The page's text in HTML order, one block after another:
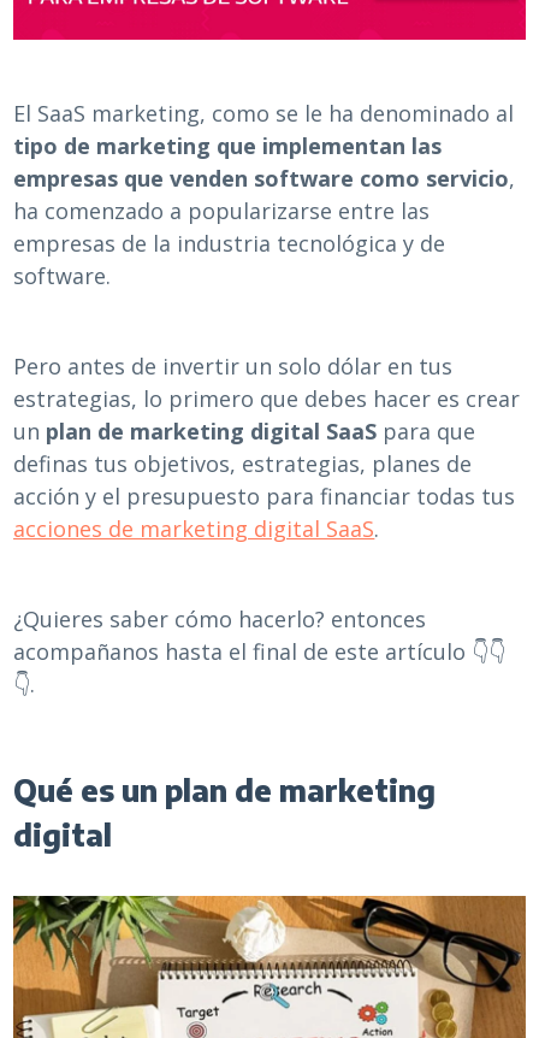
El SaaS marketing, como se le ha denominado al
tipo de marketing que implementan las
empresas que venden software como servicio,
ha comenzado a popularizarse entre las
empresas de la industria tecnológica y de
software.
Pero antes de invertir un solo dólar en tus
estrategias, lo primero que debes hacer es crear
un plan de marketing digital SaaS para que
definas tus objetivos, estrategias, planes de
acción y el presupuesto para financiar todas tus
acciones de marketing digital SaaS.
¿Quieres saber cómo hacerlo? entonces
acompañanos hasta el final de este artículo 👇👇
👇.
Qué es un plan de marketing
digital